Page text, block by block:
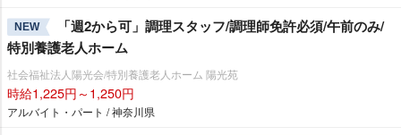
NEW
「週2から可」調理スタッフ/調理師免許必須/午前のみ/
特別養護老人ホーム
社会福祉法人陽光会/特別養護老人ホーム 陽光苑
時給1,225円～1,250円
アルバイト・パート / 神奈川県